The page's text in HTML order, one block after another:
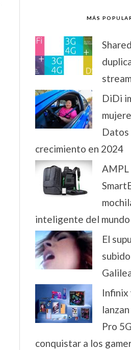
MÁS
DiDi
Datos
crecimiento en 2024
AMPL
inteligente del mundo
El
Infinix
Pro
conquistar a los